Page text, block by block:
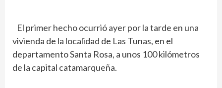
El primer hecho ocurrió ayer por la tarde en una
vivienda de la localidad de Las Tunas, en el
departamento Santa Rosa, a unos 100 kilómetros
de la capital catamarqueña.